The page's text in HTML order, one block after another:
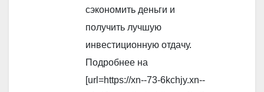
сэкономить деньги и
получить лучшую
инвестиционную отдачу.
Подробнее на
[url=https://xn--73-6kchjy.xn--